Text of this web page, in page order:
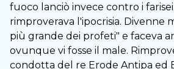
fuoco lanciò invece contro i
rimproverava l'ipocrisia. Divenne
più grande dei profeti" e faceva
ovunque vi fosse il male.
condotta del re Erode Antipa ed